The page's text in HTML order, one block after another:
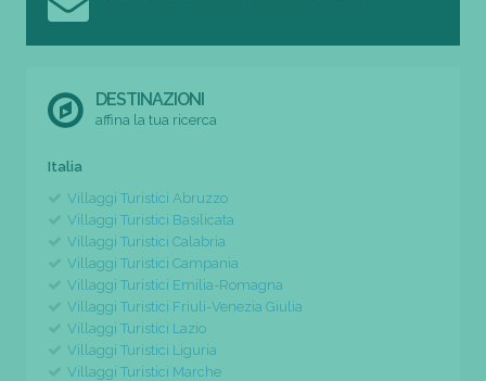
DESTINAZIONI
affina la tua ricerca
Italia
Villaggi Turistici Abruzzo
Villaggi Turistici Basilicata
Villaggi Turistici Calabria
Villaggi Turistici Campania
Villaggi Turistici Emilia-Romagna
Villaggi Turistici Friuli-Venezia Giulia
Villaggi Turistici Lazio
Villaggi Turistici Liguria
Villaggi Turistici Marche